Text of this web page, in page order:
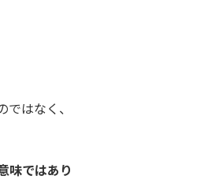
はなく、
味ではあり